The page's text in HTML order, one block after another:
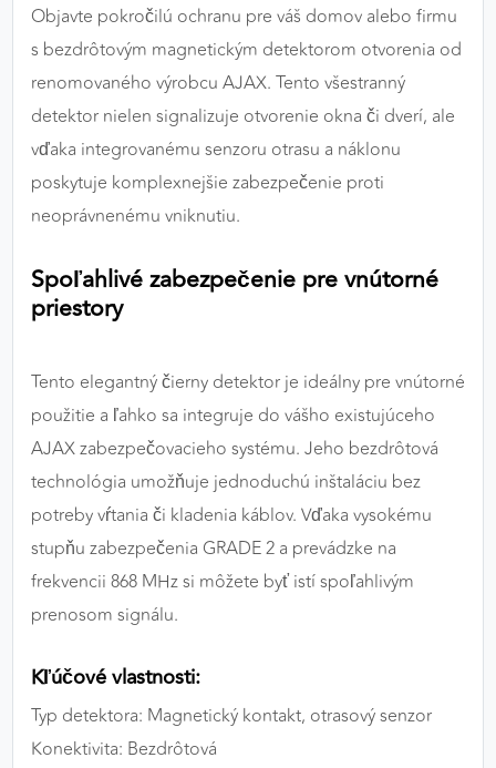
Objavte pokročilú ochranu pre váš domov alebo firmu
s bezdrôtovým magnetickým detektorom otvorenia od
renomovaného výrobcu AJAX. Tento všestranný
detektor nielen signalizuje otvorenie okna či dverí, ale
vďaka integrovanému senzoru otrasu a náklonu
poskytuje komplexnejšie zabezpečenie proti
neoprávnenému vniknutiu.
Spoľahlivé zabezpečenie pre vnútorné
priestory
Tento elegantný čierny detektor je ideálny pre vnútorné
použitie a ľahko sa integruje do vášho existujúceho
AJAX zabezpečovacieho systému. Jeho bezdrôtová
technológia umožňuje jednoduchú inštaláciu bez
potreby vŕtania či kladenia káblov. Vďaka vysokému
stupňu zabezpečenia GRADE 2 a prevádzke na
frekvencii 868 MHz si môžete byť istí spoľahlivým
prenosom signálu.
Kľúčové vlastnosti:
Typ detektora: Magnetický kontakt, otrasový senzor
Konektivita: Bezdrôtová
výkon a funkčnosť našich stránok.
Google Analytics
Poskytovateľ: Google
MARKETINGOVÉ COOKIES
správania používateľov naprieč webovými
stránkami. Umožňujú nám a našim partnerom
zobrazovať cielenú a relevantnú reklamu, a to na
Poskytovateľ: Google